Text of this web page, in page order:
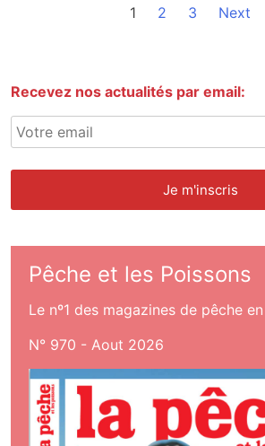
1 2 3 Next
Recevez nos actualités par email:
Pêche et les Poissons
Le nº1 des magazines de pêche
N° 970 - Aout 2026